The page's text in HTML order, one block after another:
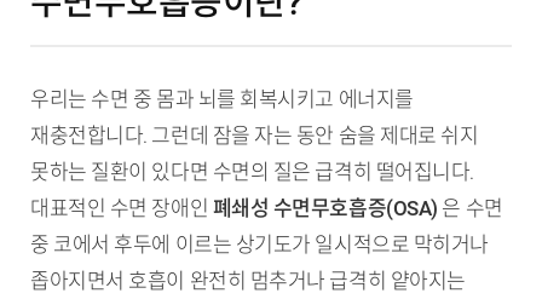
우리는 수면 중 몸과 뇌를 회복시키고 에너지를
재충전합니다. 그런데 잠을 자는 동안 숨을 제대로 쉬지
못하는 질환이 있다면 수면의 질은 급격히 떨어집니다.
대표적인 수면 장애인 폐쇄성 수면무호흡증(OSA) 은 수면
중 코에서 후두에 이르는 상기도가 일시적으로 막히거나
좁아지면서 호흡이 완전히 멈추거나 급격히 얕아지는